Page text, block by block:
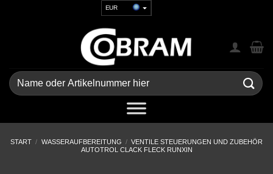
EUR
GBP
CHF
UAH
Suchen
nach:
START / WASSERAUFBEREITUNG / VENTILE STEUERUNGEN UND ZUBEHÖR
AUTOTROL CLACK FLECK RUNXIN